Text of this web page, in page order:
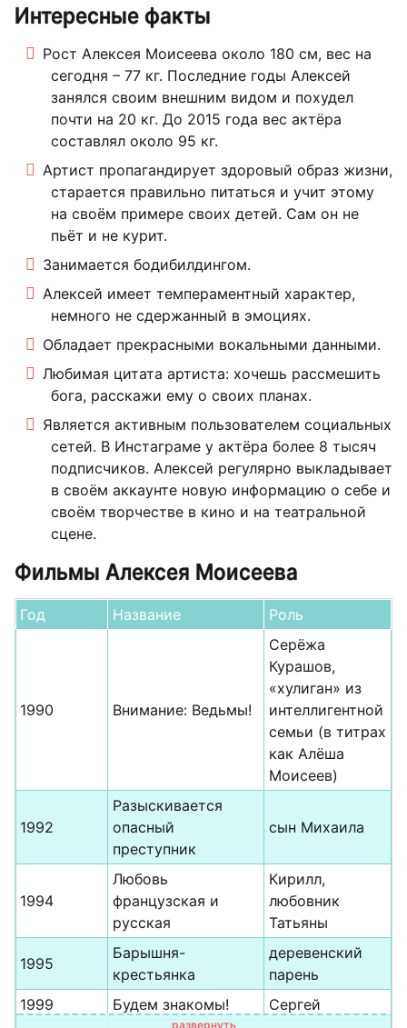
Интересные факты
Рост Алексея Моисеева около 180 см, вес на
сегодня – 77 кг. Последние годы Алексей
занялся своим внешним видом и похудел
почти на 20 кг. До 2015 года вес актёра
составлял около 95 кг.
Артист пропагандирует здоровый образ жизни,
старается правильно питаться и учит этому
на своём примере своих детей. Сам он не
пьёт и не курит.
Занимается бодибилдингом.
Алексей имеет темпераментный характер,
немного не сдержанный в эмоциях.
Обладает прекрасными вокальными данными.
Любимая цитата артиста: хочешь рассмешить
бога, расскажи ему о своих планах.
Является активным пользователем социальных
сетей. В Инстаграме у актёра более 8 тысяч
подписчиков. Алексей регулярно выкладывает
в своём аккаунте новую информацию о себе и
своём творчестве в кино и на театральной
сцене.
Фильмы Алексея Моисеева
Год Название Роль
1990 Внимание: Ведьмы!
Серёжа
Курашов,
«хулиган» из
интеллигентной
семьи (в титрах
как Алёша
Моисеев)
1992
Разыскивается
опасный
преступник
сын Михаила
1994
Любовь
французская и
русская
Кирилл,
любовник
Татьяны
1995
Барышня-
крестьянка
деревенский
парень
1999
Будем знакомы!
Сергей